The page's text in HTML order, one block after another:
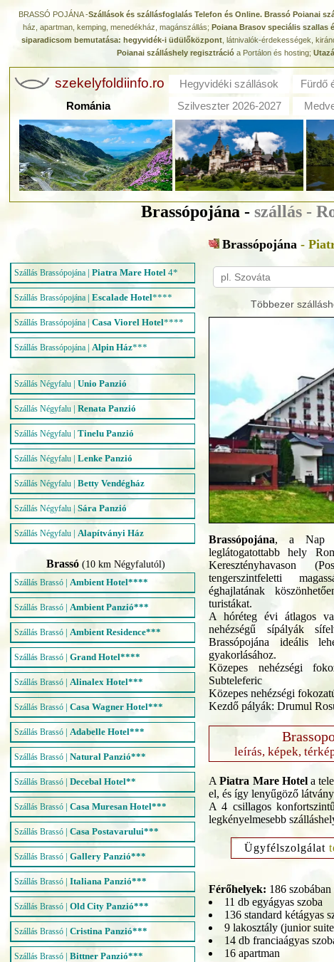
BRASSÓ POJÁNA -Szállások és szállásfoglalás Telefon és Online. Brassó Poianai
ház, apartman, kemping, menedékház, magánszállás; Poiana Brasov speciális szallas
siparadicsom bemutatása: hegyvidék-i üdülőközpont, látnivalók-érdekességek,
Poianai szálláshely regisztrációa Portálon és hosting;
szekelyfoldiinfo.ro Hegyvidéki szállások Fürdő
Románia
Szilveszter 2026-2027
Brassópojána - szállás -
Szállás Brassópojána | Piatra Mare Hotel 4*
Szállás Brassópojána | Escalade Hotel****
Szállás Brassópojána | Casa Viorel Hotel****
Szállás Brassópojána | Alpin Ház***
Szállás Négyfalu | Unio Panzió
Szállás Négyfalu | Renata Panzió
Szállás Négyfalu | Tinelu Panzió
Szállás Négyfalu | Lenke Panzió
Szállás Négyfalu | Betty Vendégház
Szállás Négyfalu | Sára Panzió
Szállás Négyfalu | Alapítványi Ház
Brassó (10 km Négyfalutól)
Szállás Brassó | Ambient Hotel****
Szállás Brassó | Ambient Panzió***
Szállás Brassó | Ambient Residence***
Szállás Brassó | Grand Hotel****
Szállás Brassó | Alinalex Hotel***
Szállás Brassó | Casa Wagner Hotel***
Szállás Brassó | Adabelle Hotel***
Szállás Brassó | Natural Panzió***
Szállás Brassó | Decebal Hotel**
Szállás Brassó | Casa Muresan Hotel***
Szállás Brassó | Casa Postavarului***
Szállás Brassó | Gallery Panzió***
Szállás Brassó | Italiana Panzió***
Szállás Brassó | Old City Panzió***
Szállás Brassó | Cristina Panzió***
Szállás Brassó | Bittner Panzió***
Brassópojána -
Többezer
Brassópojána, a Nap
leglátogatottabb hely
Keresztényhavason
tengerszintfeletti
éghajlatának
turistákat.
A hóréteg évi átlagos
nehézségű sípályák
Brassópojána ideális
gyakorlásához.
Közepes nehézségi
Subteleferic
Közepes nehézségi
Kezdő pályák: Drumul
leírás, képek,
APiatra Mare Hotela
el, és így lenyűgöző
A 4 csillagos
legkényelmesebb
Ügyfélszolgálat
Férőhelyek: 186 szobában
11 db egyágyas szoba
136 standard kétágyas
9 lakosztály (junior
14 db franciaágyas
16 apartman